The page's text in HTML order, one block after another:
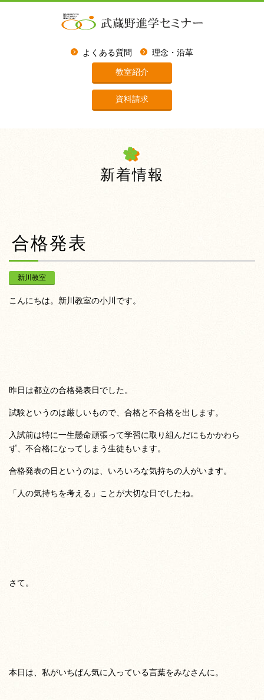
よくある質問 理念・沿革
教室紹介
資料請求
新着情報
合格発表
新川教室
こんにちは。新川教室の小川です。
昨日は都立の合格発表日でした。
試験というのは厳しいもので、合格と不合格を出します。
入試前は特に一生懸命頑張って学習に取り組んだにもかかわら
ず、不合格になってしまう生徒もいます。
合格発表の日というのは、いろいろな気持ちの人がいます。
「人の気持ちを考える」ことが大切な日でしたね。
さて。
本日は、私がいちばん気に入っている言葉をみなさんに。